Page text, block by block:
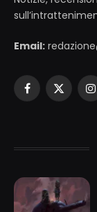
Email:
Facebook
X